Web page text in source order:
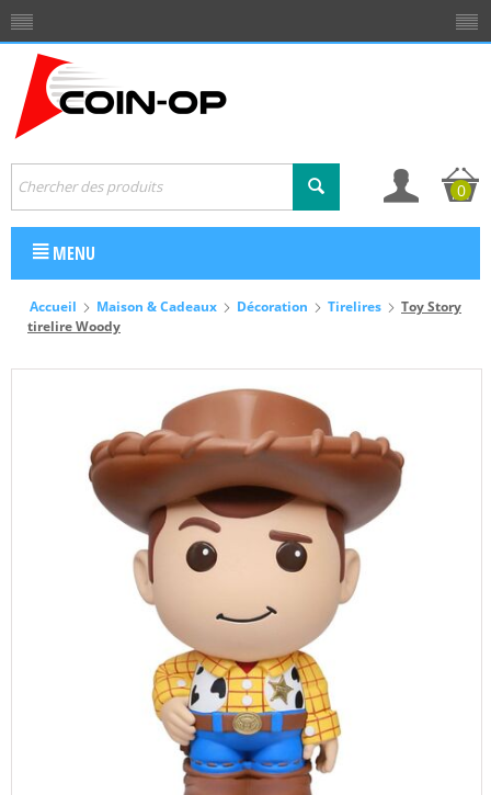
0
MENU
Accueil Maison & Cadeaux Décoration Tirelires
Toy Story
tirelire Woody